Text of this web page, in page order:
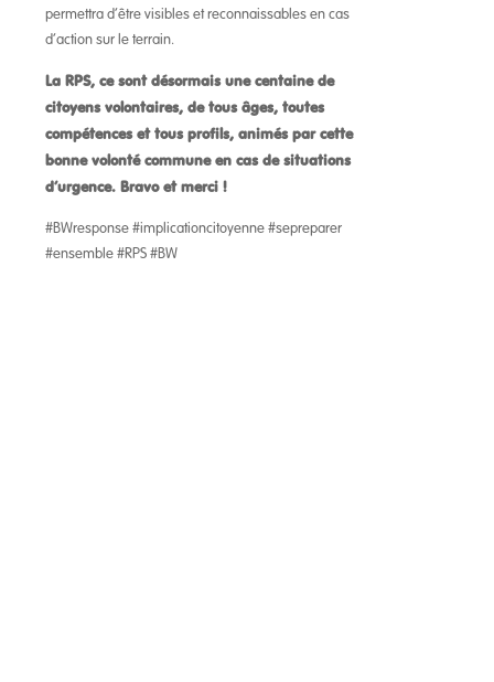
permettra d’être visibles et reconnaissables en cas
d’action sur le terrain.
La RPS, ce sont désormais une centaine de
citoyens volontaires, de tous âges, toutes
compétences et tous profils, animés par cette
bonne volonté commune en cas de situations
d’urgence. Bravo et merci !
#BWresponse #implicationcitoyenne #sepreparer
#ensemble #RPS #BW